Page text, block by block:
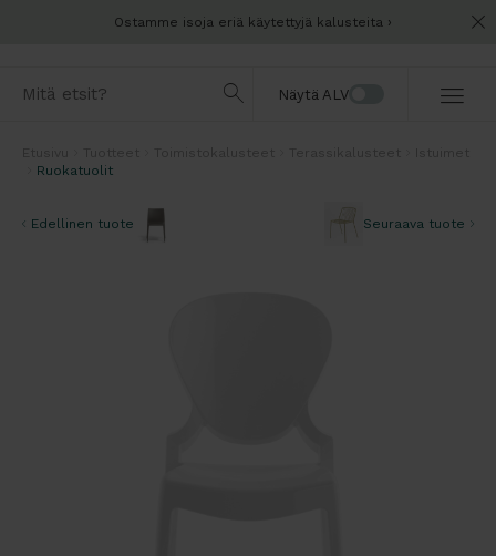
Ostamme isoja eriä käytettyjä kalusteita
Näytä ALV
Ruokatuolit
Edellinen tuote Seuraava tuote